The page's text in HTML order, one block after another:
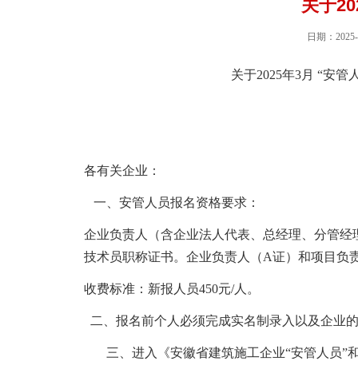
关于
日期：
关于2025年3月 “安管
各有关企业：
一、安管人员报名资格要求：
企业负责人（含企业法人代表、总经理、分管
技术员职称证书。企业负责人（A证）和项目负
收费标准：新报人员450元/人。
二、报名前个人必须完成实名制录入以及企业
三、进入《安徽省建筑施工企业“安管人员”